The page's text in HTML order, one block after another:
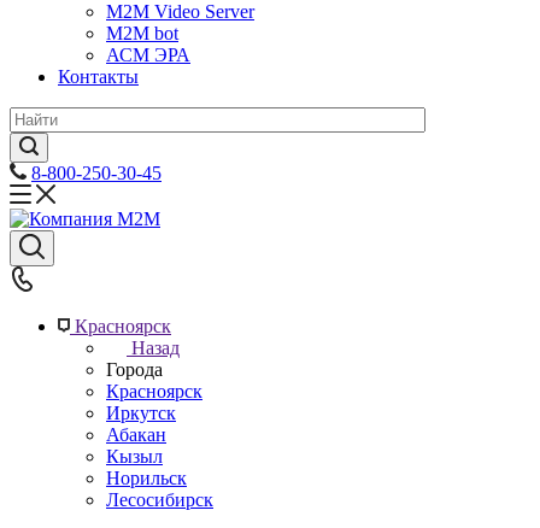
M2M Video Server
М2М bot
АСМ ЭРА
Контакты
8-800-250-30-45
Красноярск
Назад
Города
Красноярск
Иркутск
Абакан
Кызыл
Норильск
Лесосибирск